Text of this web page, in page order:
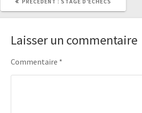
Laisser un commentaire
Commentaire *